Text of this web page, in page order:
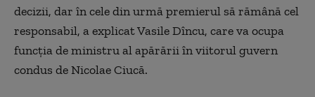
decizii, dar în cele din urmă premierul să rămână cel
responsabil, a explicat Vasile Dîncu, care va ocupa
funcția de ministru al apărării în viitorul guvern
condus de Nicolae Ciucă.